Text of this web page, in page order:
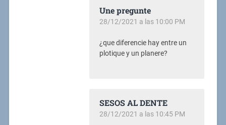
Une pregunte
28/12/2021 a las 10:00 PM
¿que diferencie hay entre un
plotique y un planere?
SESOS AL DENTE
28/12/2021 a las 10:45 PM